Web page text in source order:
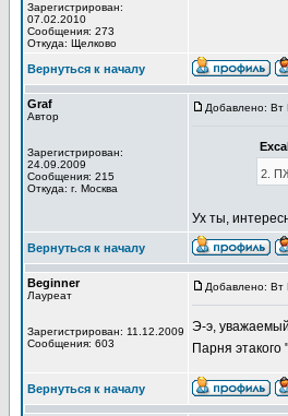
Зарегистрирован:
07.02.2010
Сообщения: 273
Откуда: Щелково
Вернуться к началу
Graf
Автор
Зарегистрирован:
24.09.2009
Сообщения: 215
Откуда: г. Москва
Добавлено: Вт
2.
Ух ты,
Вернуться к началу
Beginner
Лауреат
Зарегистрирован: 11.12.2009
Сообщения: 603
Добавлено: Вт
Э-э,
Парня этакого
Вернуться к началу